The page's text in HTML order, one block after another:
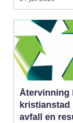
Gävl...
Återvinning
kristianstad så blir
avfall en